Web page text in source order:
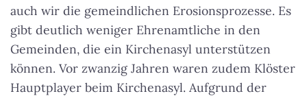
auch wir die gemeindlichen Erosionsprozesse. Es
gibt deutlich weniger Ehrenamtliche in den
Gemeinden, die ein Kirchenasyl unterstützen
können. Vor zwanzig Jahren waren zudem Klöster
Hauptplayer beim Kirchenasyl. Aufgrund der